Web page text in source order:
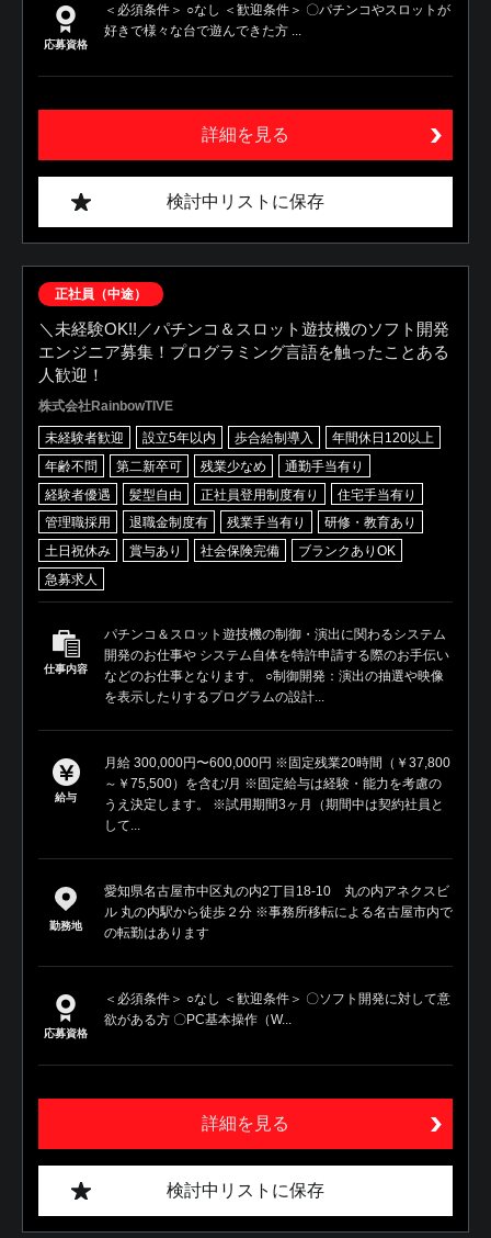
応募資格
＜必須条件＞ ○なし ＜歓迎条件＞ 〇パチンコやスロットが
好きで様々な台で遊んできた方 ...
詳細を見る
検討中リストに保存
正社員（中途）
＼未経験OK!!／パチンコ＆スロット遊技機のソフト開発
エンジニア募集！プログラミング言語を触ったことある
人歓迎！
株式会社RainbowTIVE
未経験者歓迎 設立5年以内 歩合給制導入
年間休日120以上
年齢不問
第二新卒可 残業少なめ
通勤手当有り
経験者優遇
髪型自由 正社員登用制度有り
住宅手当有り
管理職採用
退職金制度有 残業手当有り
研修・教育あり
土日祝休み
賞与あり 社会保険完備
ブランクありOK
急募求人
仕事内容
パチンコ＆スロット遊技機の制御・演出に関わるシステム
開発のお仕事や システム自体を特許申請する際のお手伝い
などのお仕事となります。 ○制御開発：演出の抽選や映像
を表示したりするプログラムの設計...
給与
月給 300,000円〜600,000円 ※固定残業20時間（￥37,800
～￥75,500）を含む/月 ※固定給与は経験・能力を考慮の
うえ決定します。 ※試用期間3ヶ月（期間中は契約社員と
して...
勤務地
愛知県名古屋市中区丸の内2丁目18-10 丸の内アネクスビ
ル 丸の内駅から徒歩２分 ※事務所移転による名古屋市内で
の転勤はあります
応募資格
＜必須条件＞ ○なし ＜歓迎条件＞ 〇ソフト開発に対して意
欲がある方 〇PC基本操作（W...
詳細を見る
検討中リストに保存